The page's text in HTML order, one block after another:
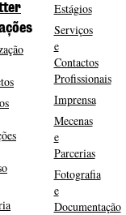
Estágios
Serviços
e
Contactos
Profissionais
Imprensa
Mecenas
e
Parcerias
Fotografia
e
Documentação